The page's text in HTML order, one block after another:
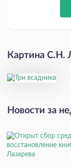
Картина С.Н.
Новости за